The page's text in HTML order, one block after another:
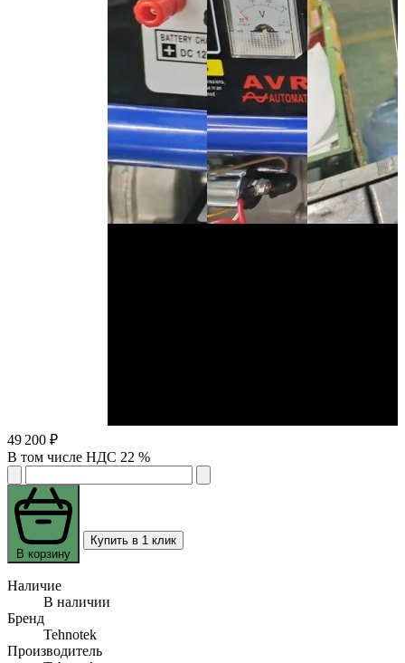
49 200 ₽
В том числе НДС 22 %
В корзину
Купить в 1 клик
Наличие
В наличии
Бренд
Tehnotek
Производитель